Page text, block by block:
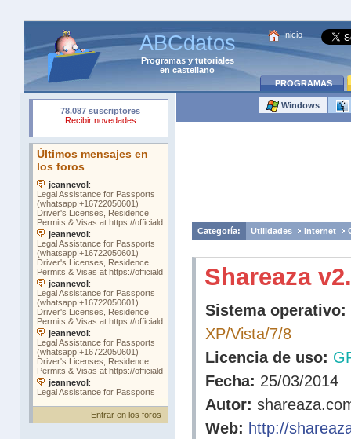
ABCdatos
Programasytutoriales
en castellano
Inicio
PROGRAMAS
Entrar en los foros
Windows
Categoría: Utilidades Internet
Shareaza
Sistema operativo:
XP/Vista/7/8
Licencia de uso:
Fecha: 25/03/2014
Autor:
Web: http://